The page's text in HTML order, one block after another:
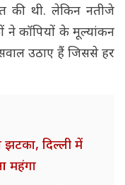
की थी. लेकिन नतीजे
ने कॉपियों के मूल्यांकन
उठाए हैं जिससे हर
दिल्ली में
महंगा